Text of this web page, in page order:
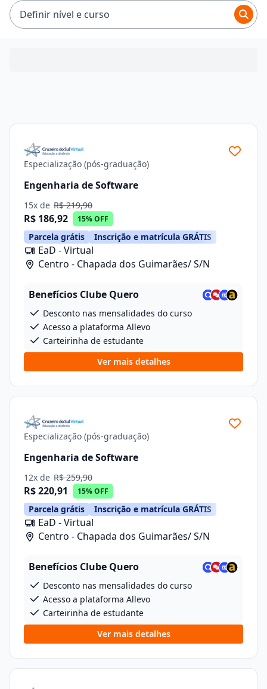
R$ 101,92 e R$ 246,41.
Definir nível e curso
Especialização (pós-graduação)
Engenharia de Software
15x de R$ 219,90
R$ 186,92 15% OFF
Parcela grátis Inscrição e matrícula GRÁTIS
EaD - Virtual
Centro - Chapada dos Guimarães/ S/N
Benefícios Clube Quero
Desconto nas mensalidades do curso
Acesso a plataforma Allevo
Carteirinha de estudante
Ver mais detalhes
Especialização (pós-graduação)
Engenharia de Software
12x de R$ 259,90
R$ 220,91 15% OFF
Parcela grátis Inscrição e matrícula GRÁTIS
EaD - Virtual
Centro - Chapada dos Guimarães/ S/N
Benefícios Clube Quero
Desconto nas mensalidades do curso
Acesso a plataforma Allevo
Carteirinha de estudante
Ver mais detalhes